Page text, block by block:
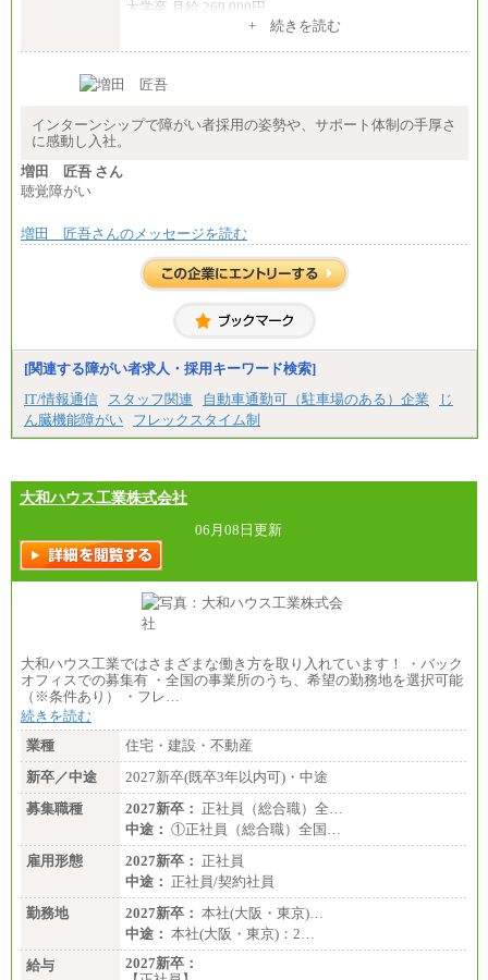
大学卒 月給 269,000円
※試用期間の給与に変更はございません
中途：
す。
+ 続きを読む
インターンシップで障がい者採用の姿勢や、サポート体制の手厚さ
に感動し入社。
増田 匠吾 さん
聴覚障がい
増田 匠吾さんのメッセージを読む
[関連する障がい者求人・採用キーワード検索]
IT/情報通信
スタッフ関連 自動車通勤可（駐車場のある）企業
じ
ん臓機能障がい
フレックスタイム制
大和ハウス工業株式会社
06月08日更新
大和ハウス工業ではさまざまな働き方を取り入れています！ ・バック
オフィスでの募集有 ・全国の事業所のうち、希望の勤務地を選択可能
（※条件あり） ・フレ…
続きを読む
業種
住宅・建設・不動産
新卒／中途
2027新卒(既卒3年以内可)・中途
募集職種
2027新卒： 正社員（総合職）全…
中途： ①正社員（総合職）全国…
雇用形態
2027新卒： 正社員
中途： 正社員/契約社員
勤務地
2027新卒： 本社(大阪・東京)…
中途： 本社(大阪・東京)：2…
給与
2027新卒：